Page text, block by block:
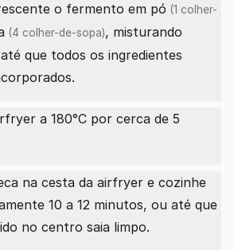
o fermento em pó (1 colher-
(4 colher-de-sopa), misturando
que todos os ingredientes
a 180°C por cerca de 5
na cesta da airfryer e cozinhe
10 a 12 minutos, ou até que
no centro saia limpo.